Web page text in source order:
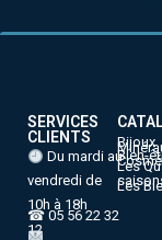
SERVICES
CLIENTS
Du mardi au
vendredi de
10h à 18h
☎ 05 56 22 32
12
Bijoux
Bien-
Les
Les